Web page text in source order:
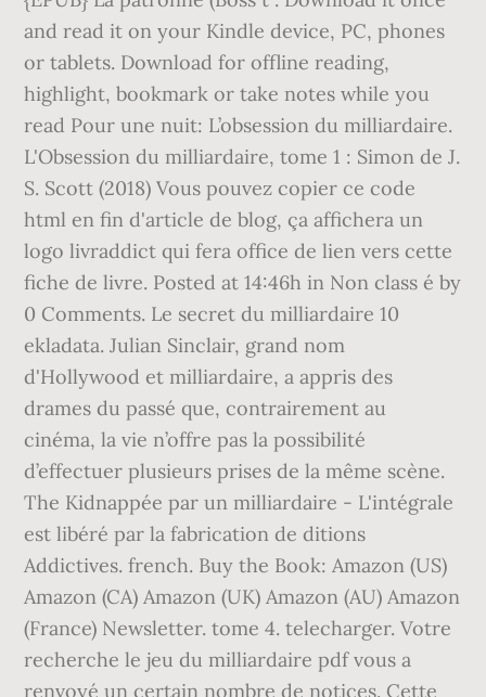
and read it on your Kindle device, PC, phones
or tablets. Download for offline reading,
highlight, bookmark or take notes while you
read Pour une nuit: L’obsession du milliardaire.
L'Obsession du milliardaire, tome 1 : Simon de J.
S. Scott (2018) Vous pouvez copier ce code
html en fin d'article de blog, ça affichera un
logo livraddict qui fera office de lien vers cette
fiche de livre. Posted at 14:46h in Non class é by
0 Comments. Le secret du milliardaire 10
ekladata. Julian Sinclair, grand nom
d'Hollywood et milliardaire, a appris des
drames du passé que, contrairement au
cinéma, la vie n’offre pas la possibilité
d’effectuer plusieurs prises de la même scène.
The Kidnappée par un milliardaire - L'intégrale
est libéré par la fabrication de ditions
Addictives. french. Buy the Book: Amazon (US)
Amazon (CA) Amazon (UK) Amazon (AU) Amazon
(France) Newsletter. tome 4. telecharger. Votre
recherche le jeu du milliardaire pdf vous a
renvoyé un certain nombre de notices. Cette